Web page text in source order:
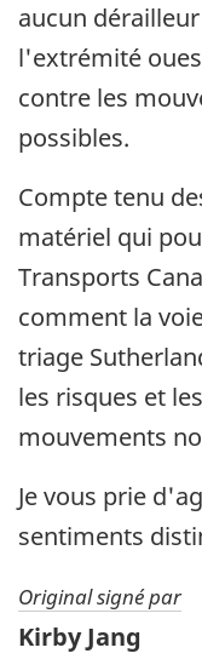
aucun
l'extrémité
contre les
possibles.
Compte tenu
matériel qui
Transports
comment la
triage
les risques et
mouvements
Je vous prie
sentiments
Original signé par
Kirby Jang